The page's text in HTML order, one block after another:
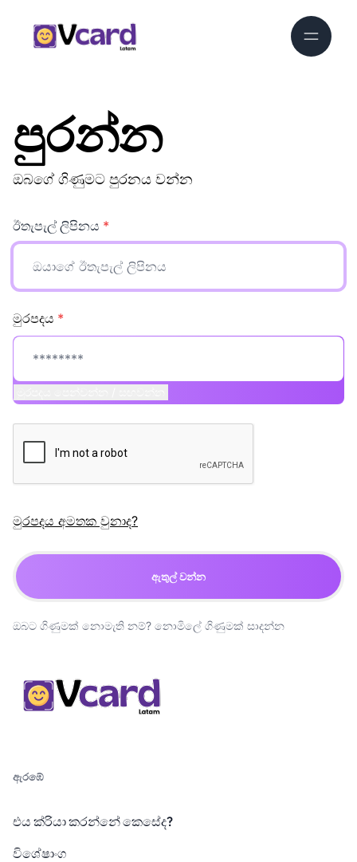
පුරන්න
ඔබගේ ගිණුමට පුරනය වන්න
ඊතැපැල් ලිපිනය *
මුරපදය *
මුරපදය අමතක වුනාද?
ඇතුල් වන්න
ඔබට ගිණුමක් නොමැති නම්? නොමිලේ ගිණුමක් සාදන්න
ඇරඹේ
එය ක්රියා කරන්නේ කෙසේද?
විශේෂාංග